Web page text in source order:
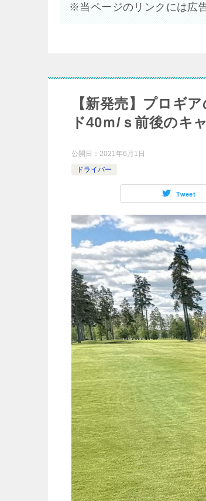
※当ページのリンクには広
【新発売】プロギ
ド40ｍ/ｓ前後のキ
公開日： 2021年6月1日
ドライバー
Tweet